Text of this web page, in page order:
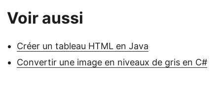
Voir aussi
Créer un tableau HTML en Java
Convertir une image en niveaux de gris en C#